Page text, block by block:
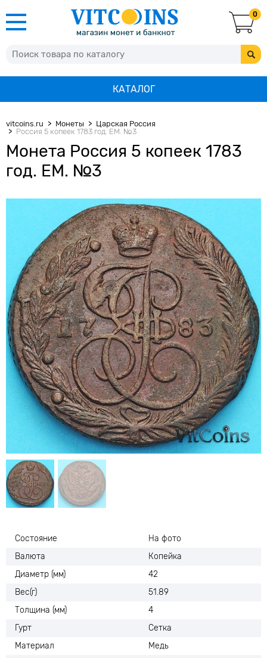
0
КАТАЛОГ
vitcoins.ru Монеты
Царская Россия
Россия 5 копеек 1783 год. ЕМ. №3
Монета Россия 5 копеек 1783
год. ЕМ. №3
Состояние
На фото
Валюта
Копейка
Диаметр (мм)
42
Вес(г)
51.89
Толщина (мм)
4
Гурт
Сетка
Материал
Медь